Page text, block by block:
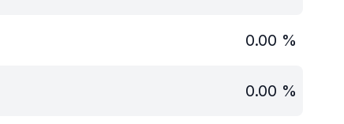
0.00 %
0.00 %